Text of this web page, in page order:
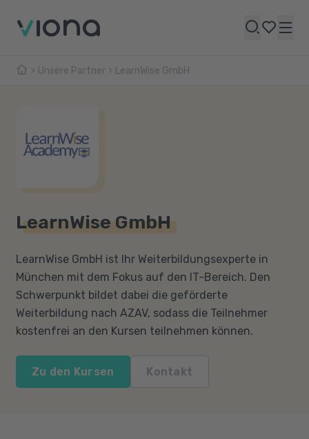
Unsere Partner LearnWise GmbH
LearnWise GmbH
LearnWise GmbH ist Ihr Weiterbildungsexperte in
München mit dem Fokus auf den IT-Bereich. Den
Schwerpunkt bildet dabei die geförderte
Weiterbildung nach AZAV, sodass die Teilnehmer
kostenfrei an den Kursen teilnehmen können.
Zu den Kursen Kontakt